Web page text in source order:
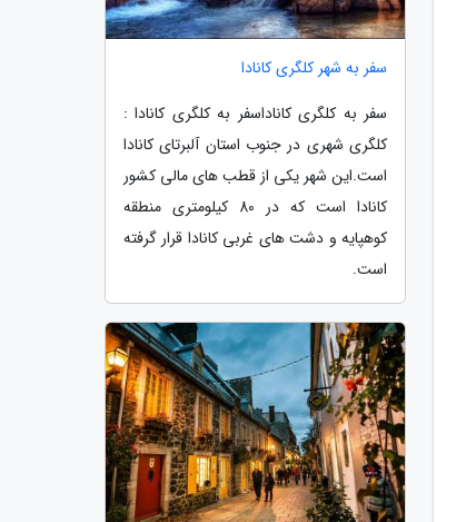
سفر به شهر کلگری کانادا
سفر به کلگری کاناداسفر به کلگری کانادا :
کلگری شهری در جنوب استان آلبرتای کانادا
است.این شهر یکی از قطب های مالی کشور
کانادا است که در 80 کیلومتری منطقه
کوهپایه و دشت های غربی کانادا قرار گرفته
است.